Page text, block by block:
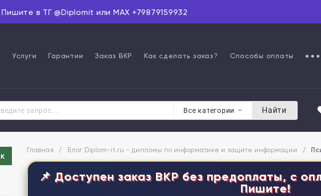
в ТГ @Diplomit или MAX +79879159932
Услуги Гарантии Заказ ВКР Как сделать заказ? Способы оплаты
Все категории Найти
Главная / Блог Diplom-it.ru - дипломы по информатике и защите информации /
📌 Доступен заказ ВКР без предоплаты, с
Пишите!